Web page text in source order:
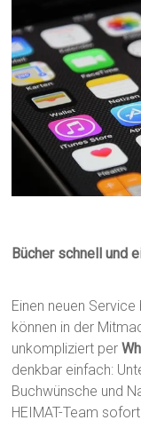
Bücher schnell und
Einen neuen
können in der
unkompliziert per
denkbar einfach:
Buchwünsche und
HEIMAT-Team